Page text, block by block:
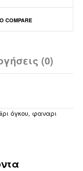
COMPARE
(0)
όγκου, φαναρι